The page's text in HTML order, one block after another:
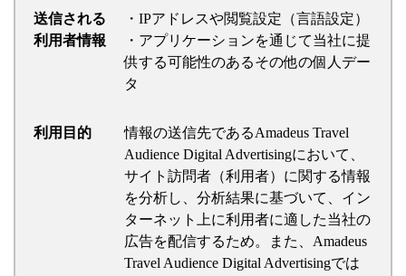
送信される
利用者情報
・IPアドレスや閲覧設定（言語設定）
・アプリケーションを通じて当社に提
供する可能性のあるその他の個人デー
タ
利用目的
情報の送信先であるAmadeus Travel
Audience Digital Advertisingにおいて、
サイト訪問者（利用者）に関する情報
を分析し、分析結果に基づいて、イン
ターネット上に利用者に適した当社の
広告を配信するため。また、Amadeus
Travel Audience Digital Advertisingでは